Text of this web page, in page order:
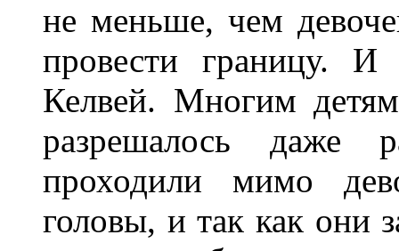
не меньше, чем
провести границу. И
Келвей. Многим
разрешалось даже
проходили мимо
головы, и так как они